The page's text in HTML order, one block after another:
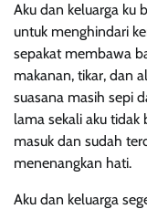
Aku dan keluarga ku
untuk menghindari
sepakat membawa
makanan, tikar, dan
suasana masih sepi
lama sekali aku
masuk dan sudah
menenangkan hati.
Aku dan keluarga